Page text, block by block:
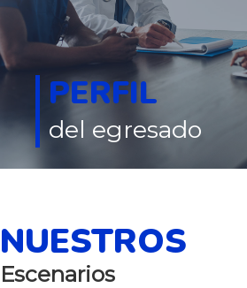
PERFIL
del egresado
NUESTROS
Escenarios